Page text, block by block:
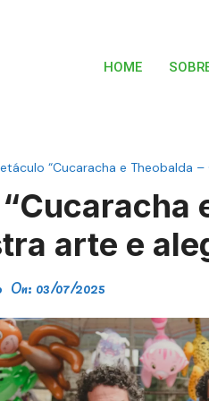
HOME
“Cucaracha e Theobalda
arte e
On: 03/07/2025